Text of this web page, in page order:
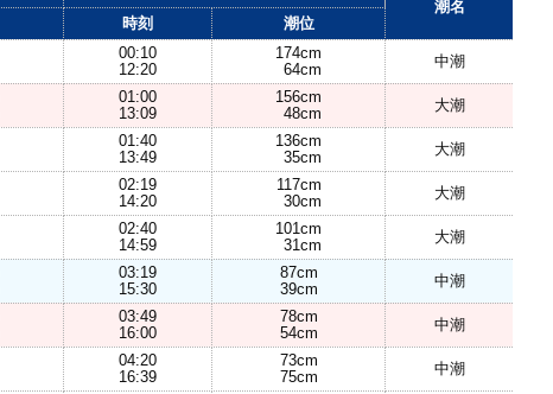
潮名
時刻 潮位
00:10
12:20
174cm
64cm
中潮
01:00
13:09
156cm
48cm
大潮
01:40
13:49
136cm
35cm
大潮
02:19
14:20
117cm
30cm
大潮
02:40
14:59
101cm
31cm
大潮
03:19
15:30
87cm
39cm
中潮
03:49
16:00
78cm
54cm
中潮
04:20
16:39
73cm
75cm
中潮